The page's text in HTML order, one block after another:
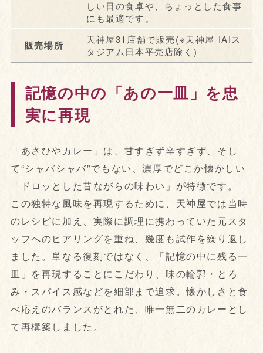
しい日の食卓や、ちょっとした食事
にも最適です。
販売場所
天神屋31店舗で販売(※天神屋 IAIス
タジアム日本平売店除く)
記憶の中の「あの一皿」を忠
実に再現
「あさひやカレー」は、甘すぎず辛すぎず、そし
て“シャバシャバ”でもない、濃厚でどこか懐かしい
「ドロッとした昔ながらの味わい」が特徴です。
この独特な風味を再現するために、天神屋では当時
のレシピに加え、実際に調理に携わっていた元スタ
ッフへのヒアリングを重ね、幾度も試作を繰り返し
ました。単なる復刻ではなく、「記憶の中に残る一
皿」を再現することにこだわり、味の輪郭・とろ
み・スパイス感などを細部まで追求。懐かしさと食
べ応えのバランスがとれた、唯一無二のカレーとし
て再構築しました。